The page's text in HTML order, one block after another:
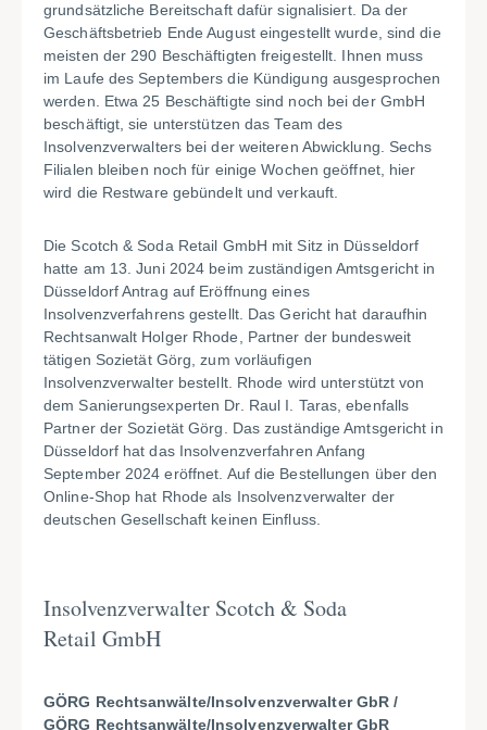
grundsätzliche Bereitschaft dafür signalisiert. Da der
Geschäftsbetrieb Ende August eingestellt wurde, sind die
meisten der 290 Beschäftigten freigestellt. Ihnen muss
im Laufe des Septembers die Kündigung ausgesprochen
werden. Etwa 25 Beschäftigte sind noch bei der GmbH
beschäftigt, sie unterstützen das Team des
Insolvenzverwalters bei der weiteren Abwicklung. Sechs
Filialen bleiben noch für einige Wochen geöffnet, hier
wird die Restware gebündelt und verkauft.
Die Scotch & Soda Retail GmbH mit Sitz in Düsseldorf
hatte am 13. Juni 2024 beim zuständigen Amtsgericht in
Düsseldorf Antrag auf Eröffnung eines
Insolvenzverfahrens gestellt. Das Gericht hat daraufhin
Rechtsanwalt Holger Rhode, Partner der bundesweit
tätigen Sozietät Görg, zum vorläufigen
Insolvenzverwalter bestellt. Rhode wird unterstützt von
dem Sanierungsexperten Dr. Raul I. Taras, ebenfalls
Partner der Sozietät Görg. Das zuständige Amtsgericht in
Düsseldorf hat das Insolvenzverfahren Anfang
September 2024 eröffnet. Auf die Bestellungen über den
Online-Shop hat Rhode als Insolvenzverwalter der
deutschen Gesellschaft keinen Einfluss.
Insolvenzverwalter Scotch & Soda
Retail GmbH
GÖRG Rechtsanwälte/Insolvenzverwalter GbR /
GÖRG Rechtsanwälte/Insolvenzverwalter GbR